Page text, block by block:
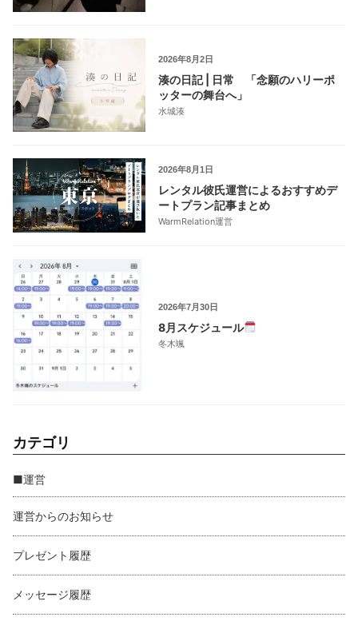
2026年8月2日
湊の日記 | 日常 「念願のハリーポ
ッターの舞台へ」
水城湊
2026年8月1日
レンタル彼氏運営によるおすすめデ
ートプラン記事まとめ
WarmRelation運営
2026年7月30日
8月スケジュール
冬木颯
カテゴリ
■運営
運営からのお知らせ
プレゼント履歴
メッセージ履歴